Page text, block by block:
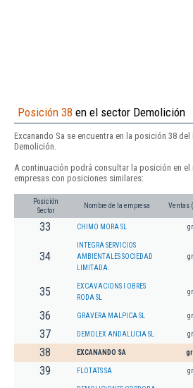
Posición 38 en el sector Demolición
Excanando Sa se encuentra en la posición 38
Demolición.
A continuación podrá consultar la posición en el
empresas con posiciones similares:
Posición
Sector
Nombre de la empresa Ventas
33 CHIMO MORA SL
34
INTEGRA SERVICIOS
AMBIENTALES SOCIEDAD
LIMITADA.
35
EXCAVACIONS I OBRES
RODA SL
36 GRAVERA MALPICA SL
37 DEMOLEX ANDALUCIA SL
38 EXCANANDO SA
39 FLOTATS SA